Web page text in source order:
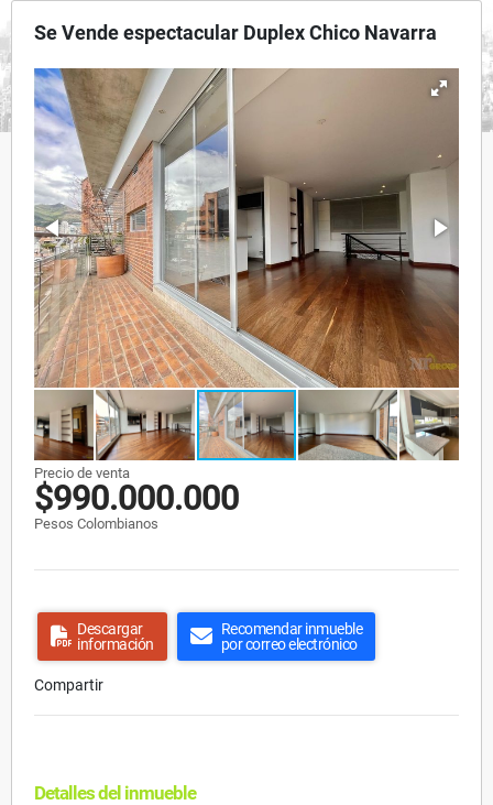
Se Vende espectacular Duplex Chico Navarra
Precio de venta
$990.000.000
Pesos Colombianos
Descargar
información
Recomendar inmueble
por correo electrónico
Compartir
Detalles del inmueble